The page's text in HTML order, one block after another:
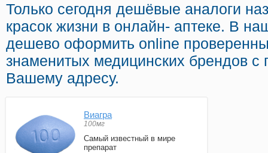
Только сегодня дешёвые аналоги
красок жизни в онлайн- аптеке. В
дешево оформить online
знаменитых медицинских брендов с
Вашему адресу.
Виагра
100мг
Самый известный в мире
препарат